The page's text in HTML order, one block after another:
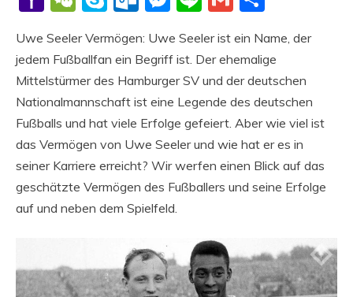
Uwe Seeler Vermögen: Uwe Seeler ist ein Name, der
jedem Fußballfan ein Begriff ist. Der ehemalige
Mittelstürmer des Hamburger SV und der deutschen
Nationalmannschaft ist eine Legende des deutschen
Fußballs und hat viele Erfolge gefeiert. Aber wie viel ist
das Vermögen von Uwe Seeler und wie hat er es in
seiner Karriere erreicht? Wir werfen einen Blick auf das
geschätzte Vermögen des Fußballers und seine Erfolge
auf und neben dem Spielfeld.